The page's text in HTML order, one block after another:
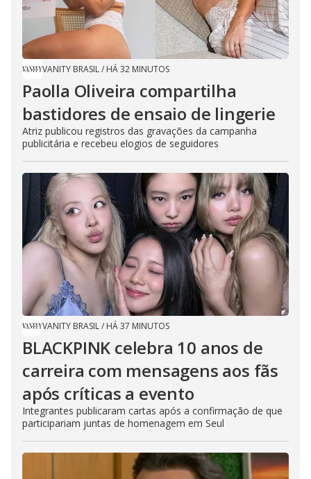
VANITY BRASIL/ HÁ 32 MINUTOS
Paolla Oliveira compartilha
bastidores de ensaio de lingerie
Atriz publicou registros das gravações da campanha
publicitária e recebeu elogios de seguidores
VANITY BRASIL/ HÁ 37 MINUTOS
BLACKPINK celebra 10 anos de
carreira com mensagens aos fãs
após críticas a evento
Integrantes publicaram cartas após a confirmação de que
participariam juntas de homenagem em Seul